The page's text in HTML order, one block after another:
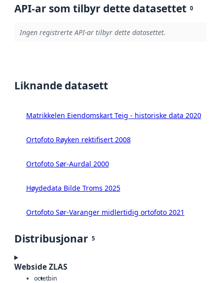
API-ar som tilbyr dette datasettet 0
Ingen registrerte API-ar tilbyr dette datasettet.
Liknande datasett
Matrikkelen Eiendomskart Teig - historiske data 2020
Ortofoto Røyken rektifisert 2008
Ortofoto Sør-Aurdal 2000
Høydedata Bilde Troms 2025
Ortofoto Sør-Varanger midlertidig ortofoto 2021
Distribusjonar 5
Webside ZLAS
octetbin